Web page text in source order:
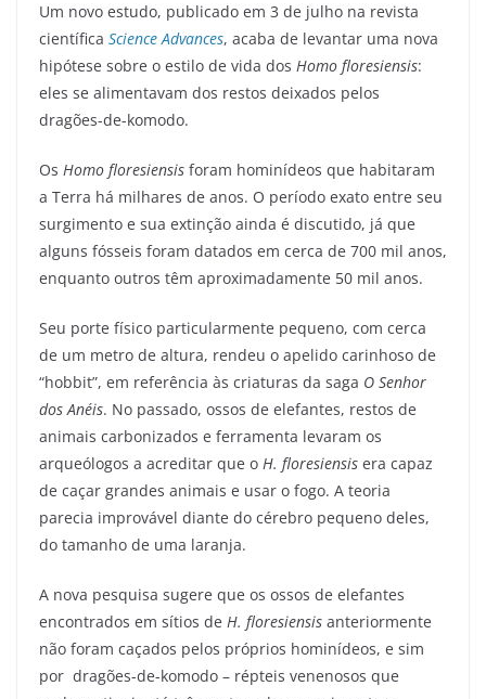
Um novo estudo, publicado em 3 de julho na revista
científica Science Advances, acaba de levantar uma nova
hipótese sobre o estilo de vida dos Homo floresiensis:
eles se alimentavam dos restos deixados pelos
dragões-de-komodo.
Os Homo floresiensis foram hominídeos que habitaram
a Terra há milhares de anos. O período exato entre seu
surgimento e sua extinção ainda é discutido, já que
alguns fósseis foram datados em cerca de 700 mil anos,
enquanto outros têm aproximadamente 50 mil anos.
Seu porte físico particularmente pequeno, com cerca
de um metro de altura, rendeu o apelido carinhoso de
“hobbit”, em referência às criaturas da saga O Senhor
dos Anéis. No passado, ossos de elefantes, restos de
animais carbonizados e ferramenta levaram os
arqueólogos a acreditar que o H. floresiensis era capaz
de caçar grandes animais e usar o fogo. A teoria
parecia improvável diante do cérebro pequeno deles,
do tamanho de uma laranja.
A nova pesquisa sugere que os ossos de elefantes
encontrados em sítios de H. floresiensis anteriormente
não foram caçados pelos próprios hominídeos, e sim
por dragões-de-komodo – répteis venenosos que